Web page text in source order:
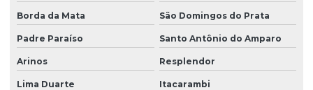
Borda da Mata São Domingos do Prata
Padre Paraíso Santo Antônio do Amparo
Arinos Resplendor
Lima Duarte Itacarambi